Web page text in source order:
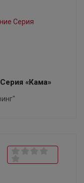
«Кама»